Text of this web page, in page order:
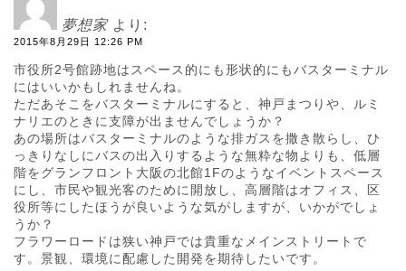
夢想家 より:
2015年8月29日 12:26 PM
市役所2号館跡地はスペース的にも形状的にもバスターミナル
にはいいかもしれませんね。
ただあそこをバスターミナルにすると、神戸まつりや、ルミ
ナリエのときに支障が出ませんでしょうか？
あの場所はバスターミナルのような排ガスを撒き散らし、ひ
っきりなしにバスの出入りするような無粋な物よりも、低層
階をグランフロント大阪の北館1Fのようなイベントスペース
にし、市民や観光客のために開放し、高層階はオフィス、区
役所等にしたほうが良いような気がしますが、いかがでしょ
うか？
フラワーロードは狭い神戸では貴重なメインストリートで
す。景観、環境に配慮した開発を期待したいです。